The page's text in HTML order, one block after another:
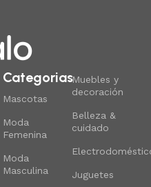
Categorias
Mascotas
Moda
Femenina
Moda
Masculina
Muebles y
decoración
Belleza &
cuidado
Juguetes